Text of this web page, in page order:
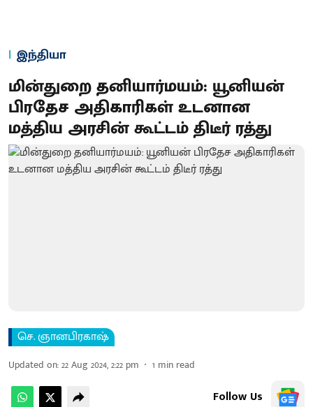
இந்தியா
மின்துறை தனியார்மயம்: யூனியன்
பிரதேச அதிகாரிகள் உடனான
மத்திய அரசின் கூட்டம் திடீர் ரத்து
செ. ஞானபிரகாஷ்
Updated on:22 Aug 2024, 2:22 pm 1 min read
Follow Us